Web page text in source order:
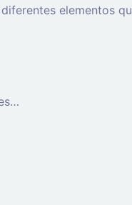
elementos